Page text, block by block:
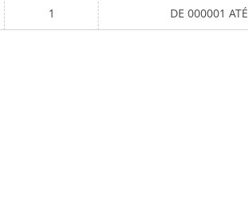
1 DE 000001